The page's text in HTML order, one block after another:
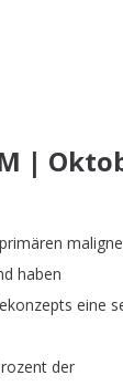
|
primären
haben
eine
der